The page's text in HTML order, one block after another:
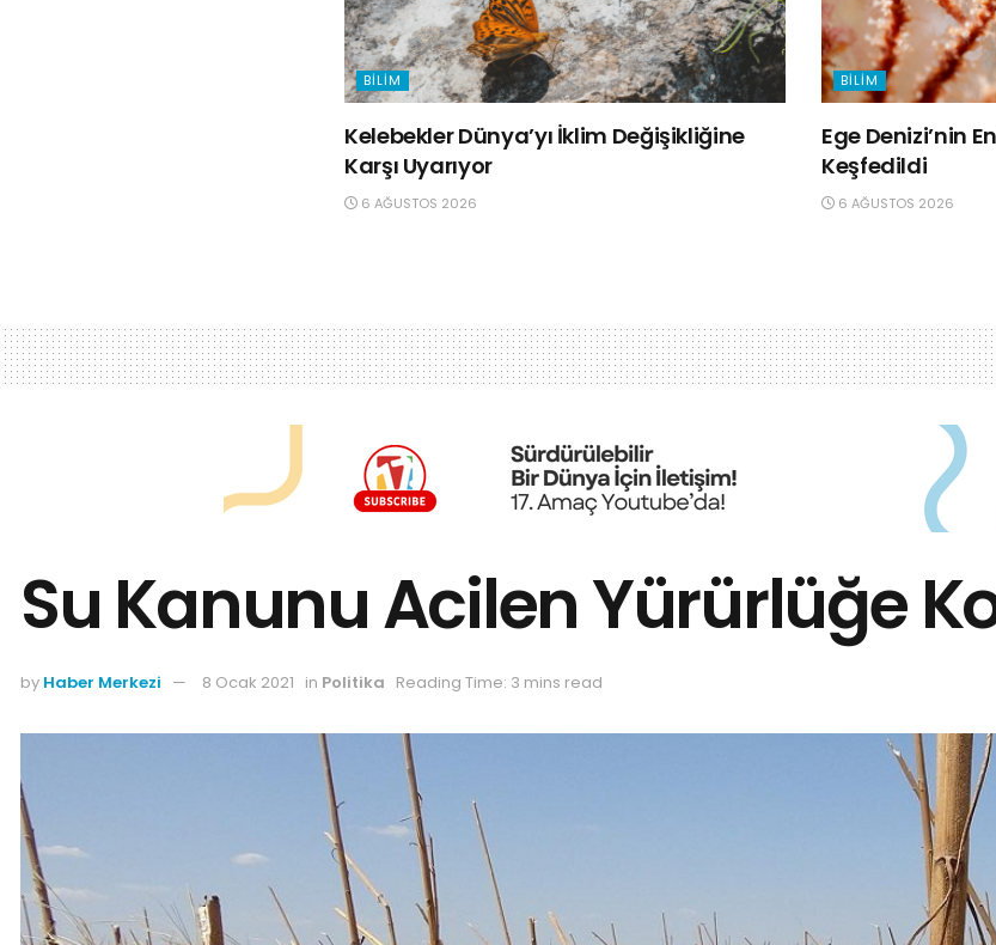
BILIM
Kelebekler Dünya’yı İklim Değişikliğine
Karşı Uyarıyor
6 AĞUSTOS 2026
BILIM
Ege Denizi’nin
Keşfedildi
6 AĞUSTOS 2026
Su Kanunu Acilen Yürürlüğe
by Haber Merkezi 8 Ocak 2021 in Politika Reading Time: 3 mins read